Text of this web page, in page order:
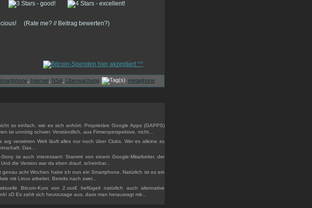
(Rate me? // Beitrag bewerten?)
Internet NSA Überwachung metaphone
so einfach, wie es sich anhört: Proprietäre Google Apps (GAPPS)
ist unnötig schwer. Verständlich, aus Firmenperspektive, nicht...
arg verwirrten Welt läuft alles nur noch über Clubs. Wer es alleine zu
Das...
Story ist auch interessant: Stammt von einem Google-Mitarbeiter, der
die Version war da eben drauf, scheinbar...
genau acht Wochen habe ich nun ein Smartphone. Natürlich ist es ein
mit Linux arbeitet. Bereits nach zwei...
Bitcoin-Kurs von 2.xxx€ beflügelt natürlich auch alternative
xD Es zahlt sich heutzutage aus, dass man herausragt mit...